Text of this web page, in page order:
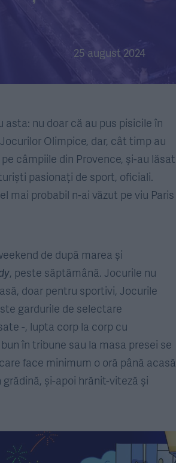
25 august 2024
asta: nu doar că au pus pisicile în
Olimpice, dar, cât timp au
câmpiile din Provence, și-au lăsat
pasionați de sport, oficiali.
mai probabil n-ai văzut pe viu Paris
de după marea și
, peste săptămână. Jocurile nu
doar pentru sportivi, Jocurile
gardurile de selectare
-, lupta corp la corp cu
în tribune sau la masa presei se
face minimum o oră până acasă
și-apoi hrănit-viteză și